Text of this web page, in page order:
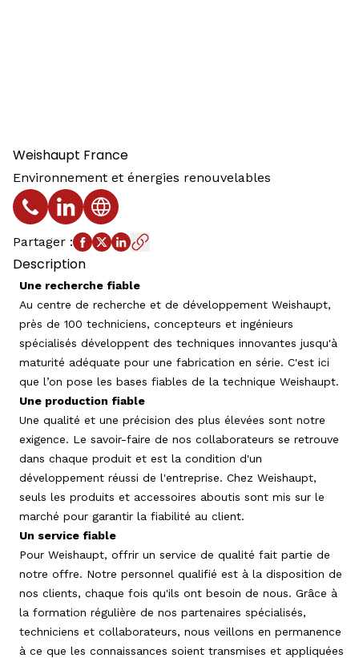
Weishaupt France
Environnement et énergies renouvelables
TéléphoneProfil LinkedIn
Site web
Partager :
Description
Une recherche fiable
Au centre de recherche et de développement Weishaupt,
près de 100 techniciens, concepteurs et ingénieurs
spécialisés développent des techniques innovantes jusqu'à
maturité adéquate pour une fabrication en série. C'est ici
que l’on pose les bases fiables de la technique Weishaupt.
Une production fiable
Une qualité et une précision des plus élevées sont notre
exigence. Le savoir-faire de nos collaborateurs se retrouve
dans chaque produit et est la condition d'un
développement réussi de l'entreprise. Chez Weishaupt,
seuls les produits et accessoires aboutis sont mis sur le
marché pour garantir la fiabilité au client.
Un service fiable
Pour Weishaupt, offrir un service de qualité fait partie de
notre offre. Notre personnel qualifié est à la disposition de
nos clients, chaque fois qu'ils ont besoin de nous. Grâce à
la formation régulière de nos partenaires spécialisés,
techniciens et collaborateurs, nous veillons en permanence
à ce que les connaissances soient transmises et appliquées